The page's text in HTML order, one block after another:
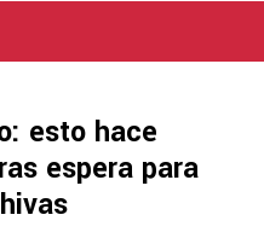
esto hace
espera para